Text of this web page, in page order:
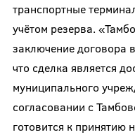
транспортные
учётом резерва.
заключение договора
что сделка является
муниципального
согласовании с
готовится к